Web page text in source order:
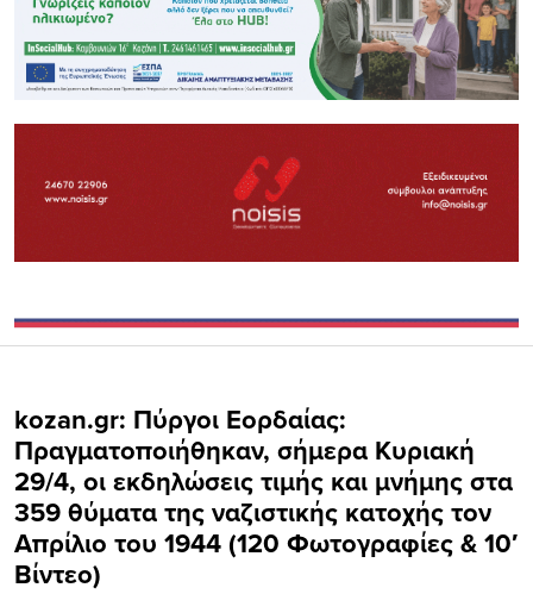
kozan.gr: Πύργοι Εορδαίας:
Πραγματοποιήθηκαν, σήμερα Κυριακή
29/4, οι εκδηλώσεις τιμής και μνήμης στα
359 θύματα της ναζιστικής κατοχής τον
Απρίλιο του 1944 (120 Φωτογραφίες & 10′
Βίντεο)